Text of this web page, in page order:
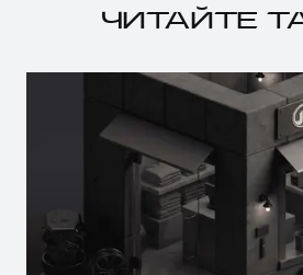
ЧИТАЙТЕ